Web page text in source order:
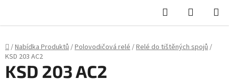
Hledat
KOŠÍK
Domů
/Nabídka Produktů /Polovodičová relé /Relé do tištěných spojů /
KSD 203 AC2
KSD 203 AC2